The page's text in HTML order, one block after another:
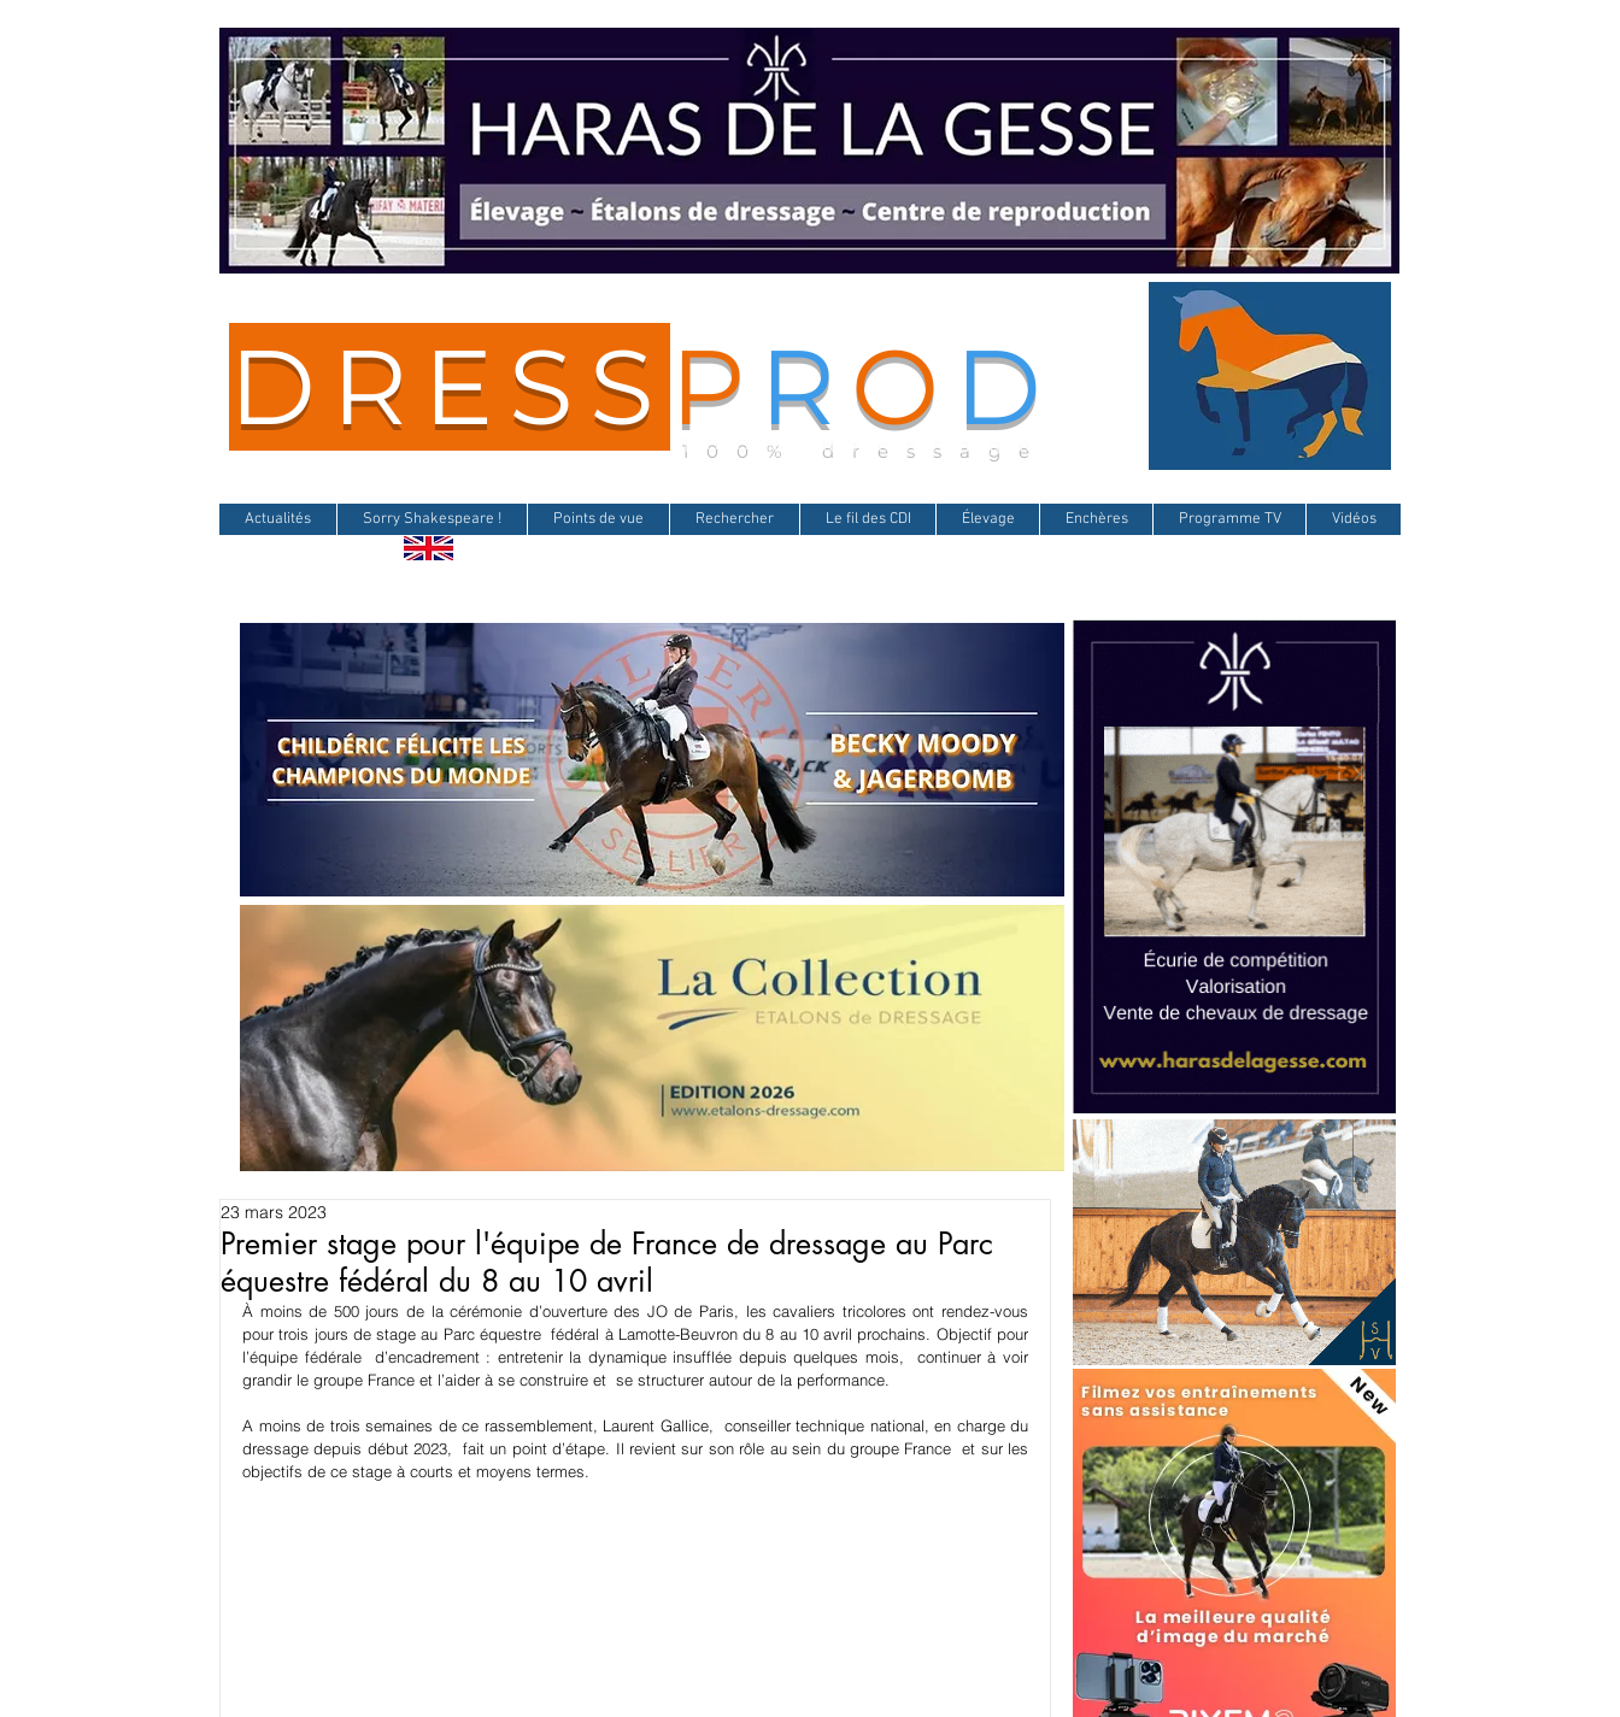
DRESS P RO D
100% dressage
Actualités Sorry Shakespeare ! Points de vue Rechercher Le fil des CDI Élevage Enchères Programme TV Vidéos
Premier stage pour l'équipe de France de dressage au Parc
équestre fédéral du 8 au 10 avril
23 mars 2023
À moins de 500 jours de la cérémonie d’ouverture des JO de Paris, les cavaliers tricolores ont rendez-vous
pour trois jours de stage au Parc équestre  fédéral à Lamotte-Beuvron du 8 au 10 avril prochains. Objectif pour
l’équipe fédérale  d’encadrement : entretenir la dynamique insufflée depuis quelques mois,  continuer à voir
grandir le groupe France et l’aider à se construire et  se structurer autour de la performance.
A moins de trois semaines de ce rassemblement, Laurent Gallice,  conseiller technique national, en charge du
dressage depuis début 2023,  fait un point d’étape. Il revient sur son rôle au sein du groupe France  et sur les
objectifs de ce stage à courts et moyens termes.